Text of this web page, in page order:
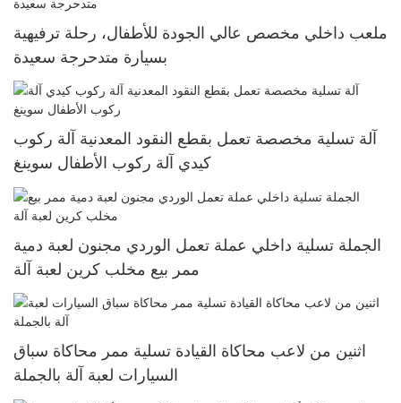
ملعب داخلي مخصص عالي الجودة للأطفال، رحلة ترفيهية
بسيارة متدحرجة سعيدة
آلة تسلية مخصصة تعمل بقطع النقود المعدنية آلة ركوب
كيدي آلة ركوب الأطفال سوينغ
الجملة تسلية داخلي عملة تعمل الوردي مجنون لعبة دمية
ممر بيع مخلب كرين لعبة آلة
اثنين من لاعب محاكاة القيادة تسلية ممر محاكاة سباق
السيارات لعبة آلة بالجملة